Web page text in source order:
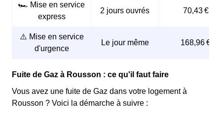
🏎️ Mise en service
express
2 jours ouvrés 70,43 €
⚠️ Mise en service
d'urgence
Le jour même 168,96 €
Fuite de Gaz à Rousson : ce qu'il faut faire
Vous avez une fuite de Gaz dans votre logement à
Rousson ? Voici la démarche à suivre :